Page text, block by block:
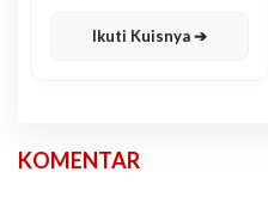
Ikuti Kuisnya ➔
KOMENTAR